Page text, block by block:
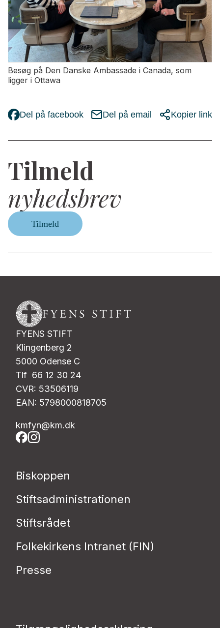
Besøg på Den Danske Ambassade i Canada, som
ligger i Ottawa
Del på facebook Del på email Kopier link
Tilmeld
nyhedsbrev
Tilmeld
FYENS STIFT
Klingenberg 2
5000 Odense C
Tlf 66 12 30 24
CVR: 53506119
EAN: 5798000818705
kmfyn@km.dk
Biskoppen
Stiftsadministrationen
Stiftsrådet
Folkekirkens Intranet (FIN)
Presse